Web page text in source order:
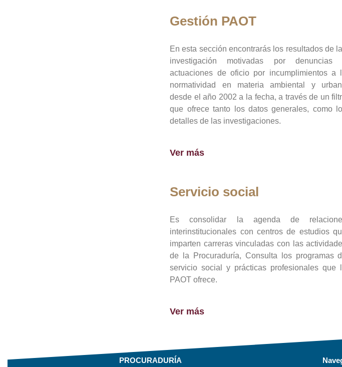
Gestión PAOT
En esta sección encontrarás los resultados de
investigación motivadas por denuncias
actuaciones de oficio por incumplimientos a
normatividad en materia ambiental y
desde el año 2002 a la fecha, a través de un
que ofrece tanto los datos generales, como
detalles de las investigaciones.
Ver más
Servicio social
Es consolidar la agenda de
interinstitucionales con centros de estudios
imparten carreras vinculadas con las
de la Procuraduría, Consulta los programas
servicio social y prácticas profesionales que
PAOT ofrece.
Ver más
PROCURADURÍA